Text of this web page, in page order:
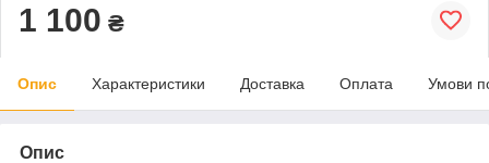
1 100 ₴
Опис Характеристики Доставка Оплата Умови
Опис